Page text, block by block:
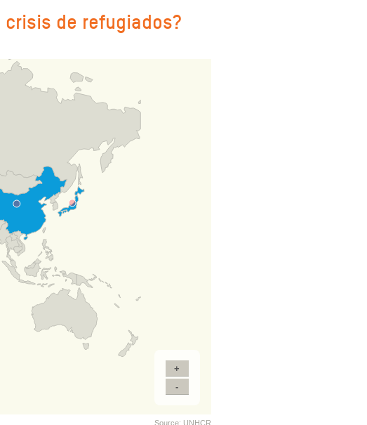
crisis de refugiados?